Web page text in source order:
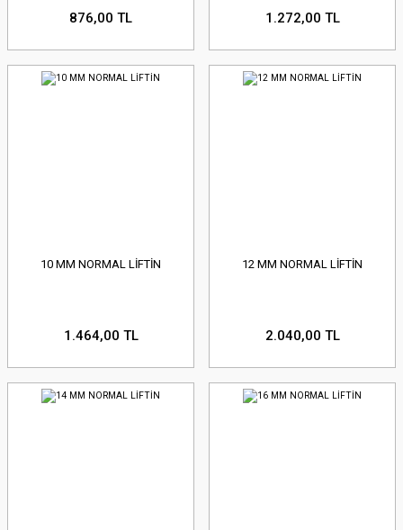
876,00 TL 1.272,00 TL
10 MM NORMAL LİFTİN
1.464,00 TL
12 MM NORMAL LİFTİN
2.040,00 TL